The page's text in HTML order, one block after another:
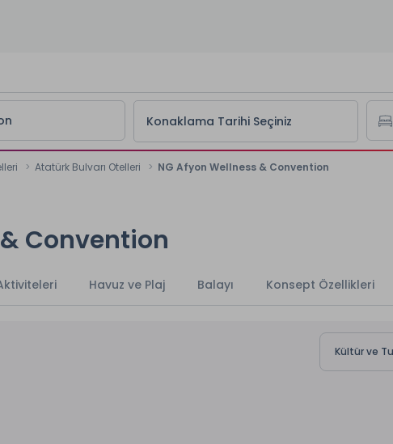
Konaklama Tarihi Seçiniz
Atatürk Bulvarı Otelleri
NG Afyon Wellness & Convention
Convention
Havuz ve Plaj Balayı Konsept Özellikleri
Kültür ve